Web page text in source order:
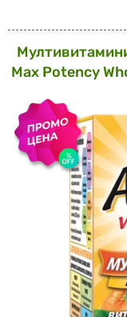
Max Potency